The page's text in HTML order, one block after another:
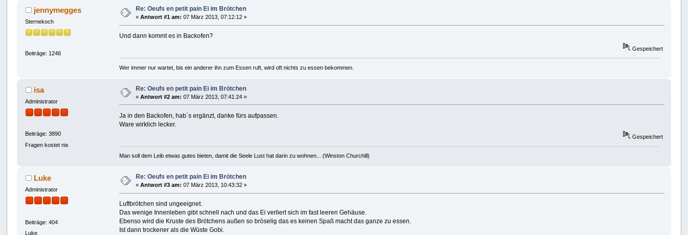
jennymegges
Sternekoch
Beiträge: 1246
Re: Oeufs en petit pain Ei im Brötchen
«Antwort #1 am: 07 März 2013, 07:12:12 »
Und dann kommt es in Backofen?
Gespeichert
Wer immer nur wartet, bis ein anderer ihn zum Essen ruft, wird oft nichts zu essen bekommen.
isa
Administrator
Beiträge: 3890
Fragen kostet nix
Re: Oeufs en petit pain Ei im Brötchen
«Antwort #2 am: 07 März 2013, 07:41:24 »
Ja in den Backofen, hab´s ergänzt, danke fürs aufpassen.
Ware wirklich lecker.
Gespeichert
Man soll dem Leib etwas gutes bieten, damit die Seele Lust hat darin zu wohnen... (Winston Churchill)
Luke
Administrator
Beiträge: 404
Luke
Re: Oeufs en petit pain Ei im Brötchen
«Antwort #3 am: 07 März 2013, 10:43:32 »
Luftbrötchen sind ungeeignet.
Das wenige Innenleben gibt schnell nach und das Ei verliert sich im fast leeren Gehäuse.
Ebenso wird die Kruste des Brötchens außen so bröselig das es keinen Spaß macht das ganze zu essen.
Ist dann trockener als die Wüste Gobi.